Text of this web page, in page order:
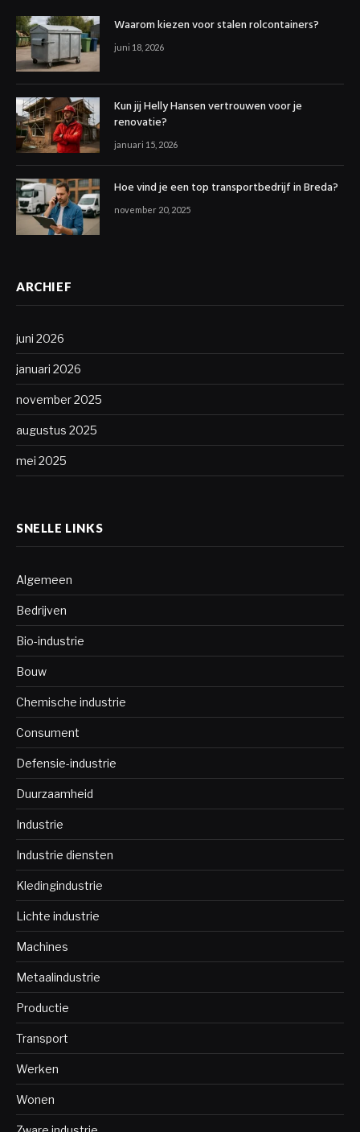
Waarom kiezen voor stalen rolcontainers?
juni 18, 2026
Kun jij Helly Hansen vertrouwen voor je
renovatie?
januari 15, 2026
Hoe vind je een top transportbedrijf in Breda?
november 20, 2025
ARCHIEF
juni 2026
januari 2026
november 2025
augustus 2025
mei 2025
SNELLE LINKS
Algemeen
Bedrijven
Bio-industrie
Bouw
Chemische industrie
Consument
Defensie-industrie
Duurzaamheid
Industrie
Industrie diensten
Kledingindustrie
Lichte industrie
Machines
Metaalindustrie
Productie
Transport
Werken
Wonen